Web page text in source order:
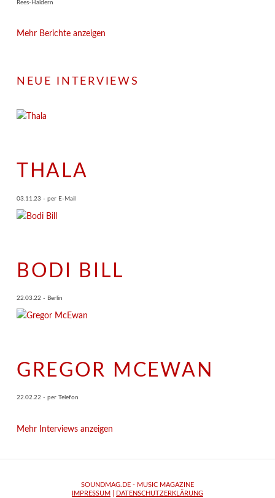
Rees-Haldern
Mehr Berichte anzeigen
NEUE INTERVIEWS
THALA
03.11.23 - per E-Mail
BODI BILL
22.03.22 - Berlin
GREGOR MCEWAN
22.02.22 - per Telefon
Mehr Interviews anzeigen
SOUNDMAG.DE - MUSIC MAGAZINE
IMPRESSUM
DATENSCHUTZERKLÄRUNG